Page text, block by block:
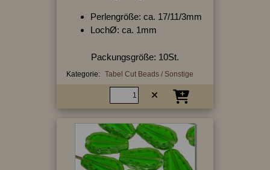
Perlengröße: ca. 17/11/3mm
LochØ: ca. 1mm
Packungsgröße: 10St.
Kategorie: Tabel Cut Beads / Sonstige